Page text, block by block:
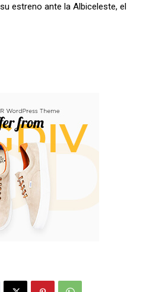
estreno ante la Albiceleste, el